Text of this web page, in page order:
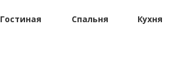
Гостиная Спальня Кухня